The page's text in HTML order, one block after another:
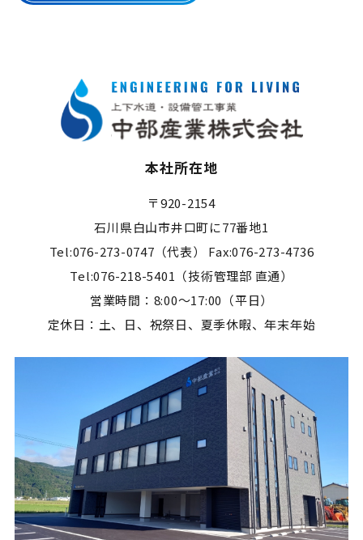
本社所在地
〒920-2154
石川県白山市井口町に77番地1
Tel:076-273-0747（代表） Fax:076-273-4736
Tel:076-218-5401（技術管理部 直通）
営業時間：8:00～17:00（平日）
定休日：土、日、祝祭日、夏季休暇、年末年始